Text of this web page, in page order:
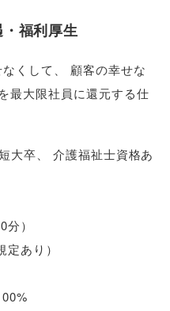
福利厚生
くして 、
顧客の幸せな
最大限社員に還元する仕
大卒、
介護福祉士資格あ
分）
定あり ）